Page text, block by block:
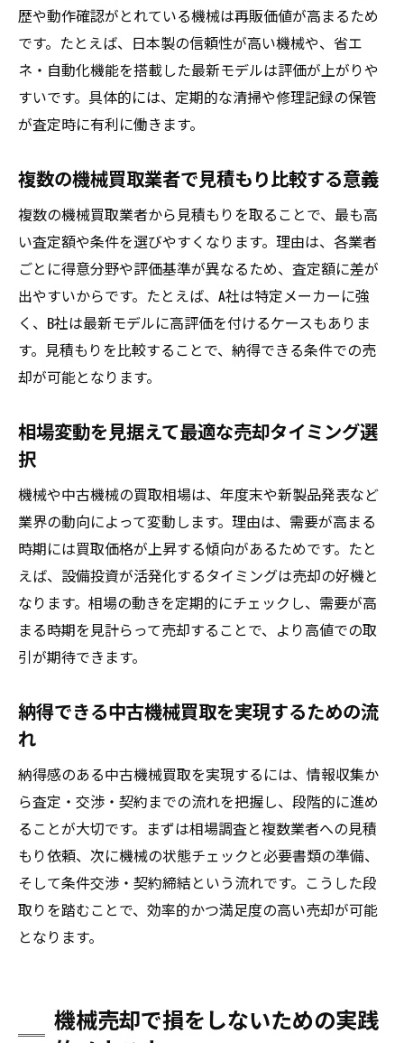
歴や動作確認がとれている機械は再販価値が高まるため
です。たとえば、日本製の信頼性が高い機械や、省エ
ネ・自動化機能を搭載した最新モデルは評価が上がりや
すいです。具体的には、定期的な清掃や修理記録の保管
が査定時に有利に働きます。
複数の機械買取業者で見積もり比較する意義
複数の機械買取業者から見積もりを取ることで、最も高
い査定額や条件を選びやすくなります。理由は、各業者
ごとに得意分野や評価基準が異なるため、査定額に差が
出やすいからです。たとえば、A社は特定メーカーに強
く、B社は最新モデルに高評価を付けるケースもありま
す。見積もりを比較することで、納得できる条件での売
却が可能となります。
相場変動を見据えて最適な売却タイミング選
択
機械や中古機械の買取相場は、年度末や新製品発表など
業界の動向によって変動します。理由は、需要が高まる
時期には買取価格が上昇する傾向があるためです。たと
えば、設備投資が活発化するタイミングは売却の好機と
なります。相場の動きを定期的にチェックし、需要が高
まる時期を見計らって売却することで、より高値での取
引が期待できます。
納得できる中古機械買取を実現するための流
れ
納得感のある中古機械買取を実現するには、情報収集か
ら査定・交渉・契約までの流れを把握し、段階的に進め
ることが大切です。まずは相場調査と複数業者への見積
もり依頼、次に機械の状態チェックと必要書類の準備、
そして条件交渉・契約締結という流れです。こうした段
取りを踏むことで、効率的かつ満足度の高い売却が可能
となります。
機械売却で損をしないための実践